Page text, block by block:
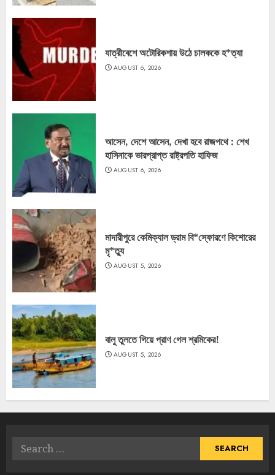
যাত্রীবেশে অটোরিকশায় উঠে চালককে হ*ত্যা
AUGUST 6, 2026
আসেন, দেশে আসেন, দেখা হবে রাজপথে : শেখ
হাসিনাকে ভারপ্রাপ্ত রাষ্ট্রপতি হাফিজ
AUGUST 6, 2026
মাদারীপুরে কেমিক্যাল ড্রাম বি*স্ফোরণে কিশোরের
মৃ*ত্যু
AUGUST 5, 2026
বালু তুলতে গিয়ে প্রাণ গেল শ্রমিকের!
AUGUST 5, 2026
Search